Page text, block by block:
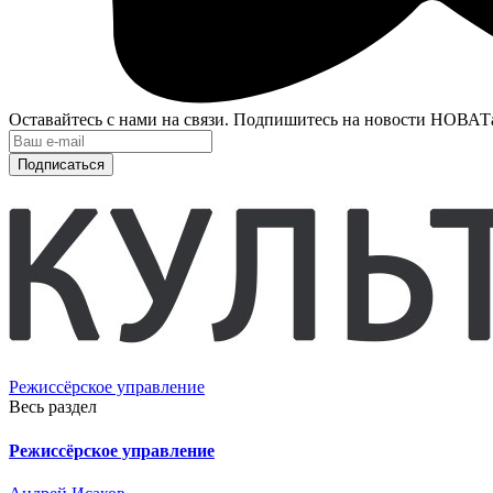
Оставайтесь с нами на связи. Подпишитесь на новости
Подписаться
Режиссёрское управление
Весь раздел
Режиссёрское управление